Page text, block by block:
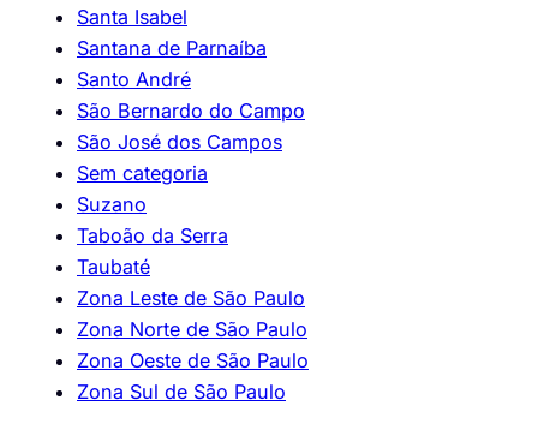
Santa Isabel
Santana de Parnaíba
Santo André
São Bernardo do Campo
São José dos Campos
Sem categoria
Suzano
Taboão da Serra
Taubaté
Zona Leste de São Paulo
Zona Norte de São Paulo
Zona Oeste de São Paulo
Zona Sul de São Paulo